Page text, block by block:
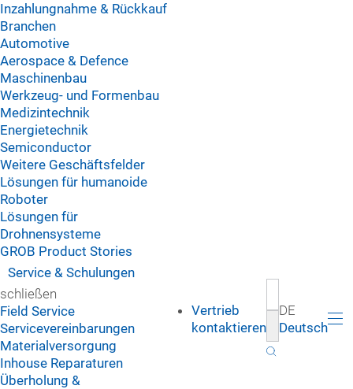
Inzahlungnahme & Rückkauf
Branchen
Automotive
Aerospace & Defence
Maschinenbau
Werkzeug- und Formenbau
Medizintechnik
Energietechnik
Semiconductor
Weitere Geschäftsfelder
Lösungen für humanoide
Roboter
Lösungen für
Drohnensysteme
GROB Product Stories
Service & Schulungen
schließen
Field Service
Servicevereinbarungen
Materialversorgung
Inhouse Reparaturen
Überholung &
Vertrieb
kontaktieren
DE
Deutsch